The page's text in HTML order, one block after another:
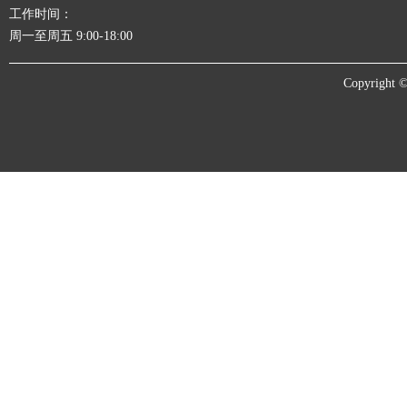
工作时间：
周一至周五 9:00-18:00
Copyright